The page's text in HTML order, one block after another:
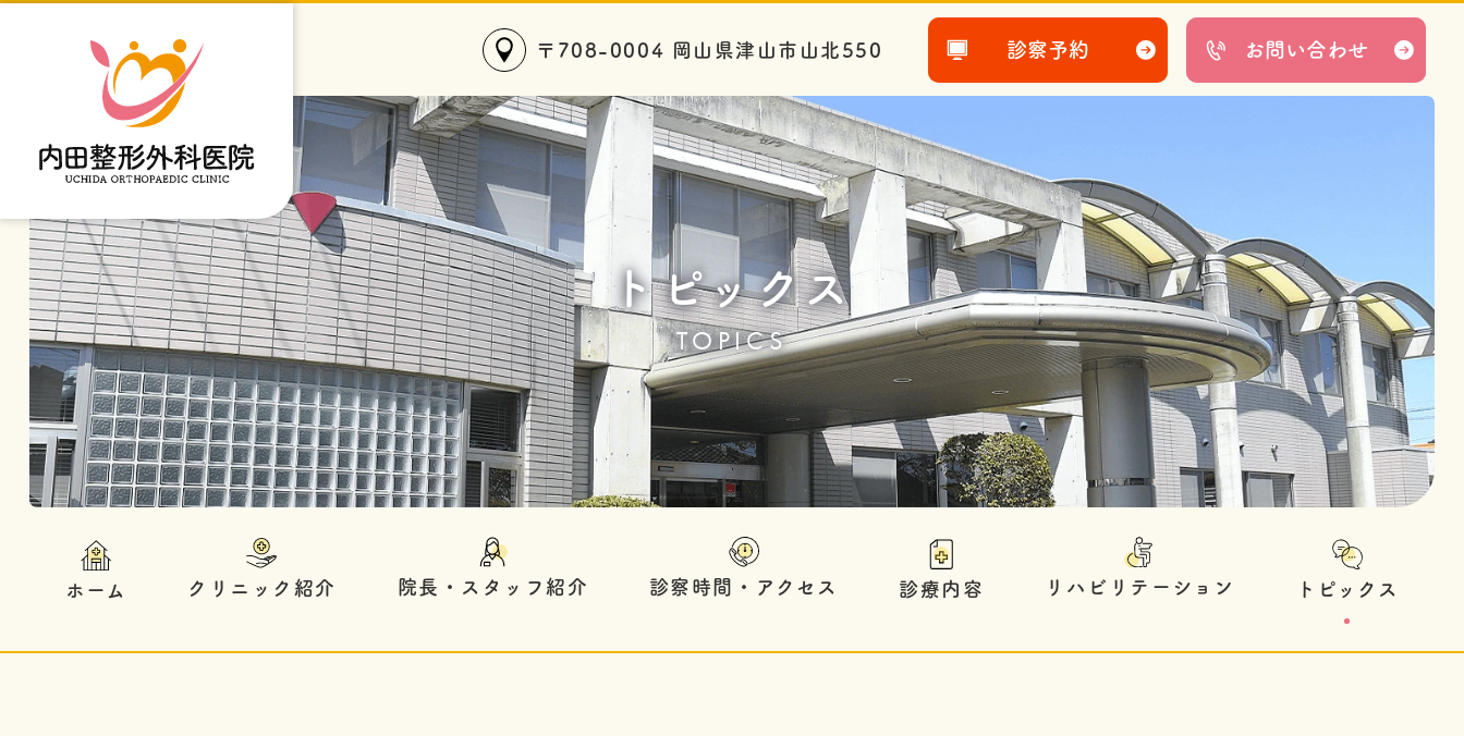
〒708-0004 岡山県津山市山北550 診察予約 お問い合わせ
トピックス
TOPICS
ホーム クリニック紹介 院長・スタッフ紹介 診察時間・アクセス 診療内容 リハビリテーション トピックス